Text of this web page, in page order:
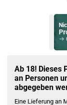
Ab 18! Dieses
an Personen
abgegeben
Eine Lieferung an